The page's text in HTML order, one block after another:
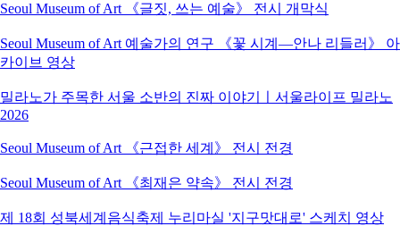
Seoul Museum of Art 《글짓, 쓰는 예술》 전시 개막식
Seoul Museum of Art 예술가의 연구 《꽃 시계―안나 리들러》 아
카이브 영상
밀라노가 주목한 서울 소반의 진짜 이야기ㅣ서울라이프 밀라노
2026
Seoul Museum of Art 《근접한 세계》 전시 전경
Seoul Museum of Art 《최재은 약속》 전시 전경
제 18회 성북세계음식축제 누리마실 '지구맛대로' 스케치 영상